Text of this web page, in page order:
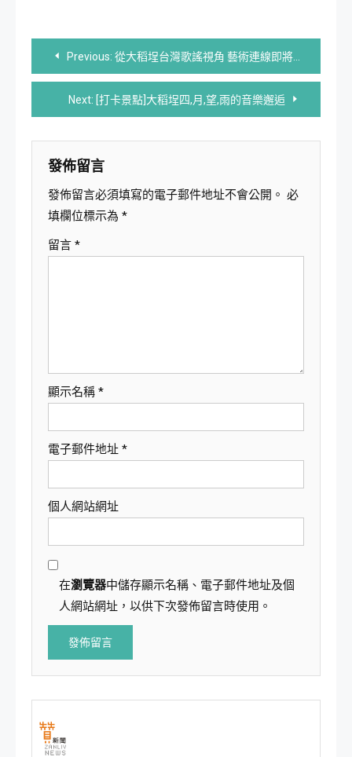
文
章
導
覽
Previous: 從大稻埕台灣歌謠視角 藝術連線即將號召出發
Next: [打卡景點]大稻埕四,月,望,雨的音樂邂逅
發佈留言
發佈留言必須填寫的電子郵件地址不會公開。 必
填欄位標示為 *
留言 *
顯示名稱 *
電子郵件地址 *
個人網站網址
在瀏覽器中儲存顯示名稱、電子郵件地址及個
人網站網址，以供下次發佈留言時使用。